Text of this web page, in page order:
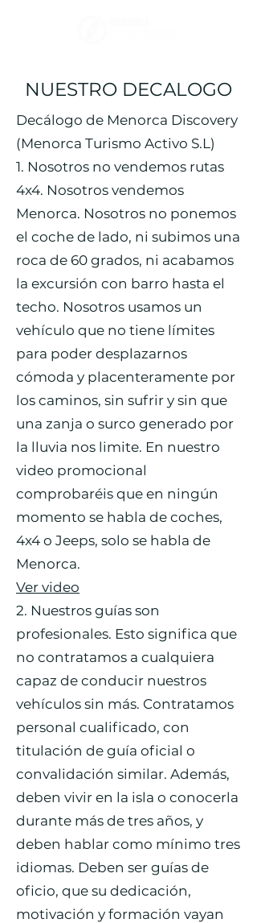
NUESTRO DECALOGO
Decálogo de Menorca Discovery
(Menorca Turismo Activo S.L)
1. Nosotros no vendemos rutas
4x4. Nosotros vendemos
Menorca. Nosotros no ponemos
el coche de lado, ni subimos una
roca de 60 grados, ni acabamos
la excursión con barro hasta el
techo. Nosotros usamos un
vehículo que no tiene límites
para poder desplazarnos
cómoda y placenteramente por
los caminos, sin sufrir y sin que
una zanja o surco generado por
la lluvia nos limite. En nuestro
video promocional
comprobaréis que en ningún
momento se habla de coches,
4x4 o Jeeps, solo se habla de
Menorca.
Ver video
2. Nuestros guías son
profesionales. Esto significa que
no contratamos a cualquiera
capaz de conducir nuestros
vehículos sin más. Contratamos
personal cualificado, con
titulación de guía oficial o
convalidación similar. Además,
deben vivir en la isla o conocerla
durante más de tres años, y
deben hablar como mínimo tres
idiomas. Deben ser guías de
oficio, que su dedicación,
motivación y formación vayan